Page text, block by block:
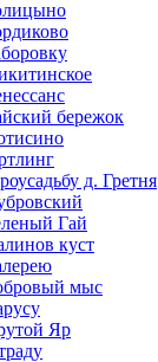
бережок
д. Гретня
Гай
куст
мыс
Яр